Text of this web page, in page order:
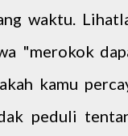
waktu.
"merokok
kamu
peduli